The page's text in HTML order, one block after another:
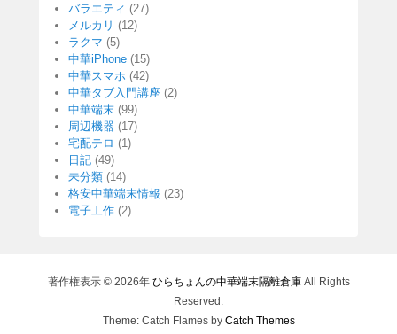
バラエティ (27)
メルカリ (12)
ラクマ (5)
中華iPhone (15)
中華スマホ (42)
中華タブ入門講座 (2)
中華端末 (99)
周辺機器 (17)
宅配テロ (1)
日記 (49)
未分類 (14)
格安中華端末情報 (23)
電子工作 (2)
著作権表示 © 2026年 ひらちょんの中華端末隔離倉庫All Rights
Reserved.
Theme: Catch Flames by Catch Themes